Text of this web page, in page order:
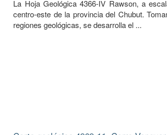
La Hoja Geológica 4366-IV Rawson, a
centro-este de la provincia del Chubut.
regiones geológicas, se desarrolla el ...